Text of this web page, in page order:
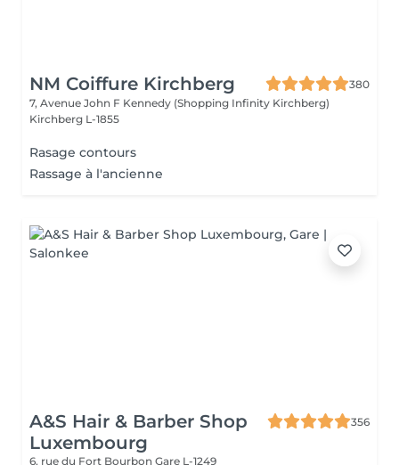
NM Coiffure Kirchberg
380
7, Avenue John F Kennedy (Shopping Infinity Kirchberg)
Kirchberg L-1855
Rasage contours
Rassage à l'ancienne
A&S Hair & Barber Shop
Luxembourg
356
6, rue du Fort Bourbon Gare L-1249